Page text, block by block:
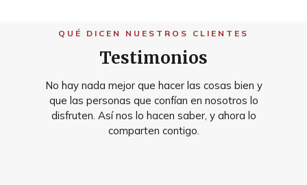
QUÉ DICEN NUESTROS CLIENTES
Testimonios
No hay nada mejor que hacer las cosas bien y
que las personas que confían en nosotros lo
disfruten. Así nos lo hacen saber, y ahora lo
comparten contigo.